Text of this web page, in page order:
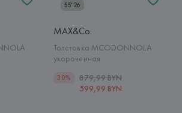
SS'26
MAX&Co.
Толстовка MCODONNOLA
укороченная
30%
879,99 BYN
599,99 BYN